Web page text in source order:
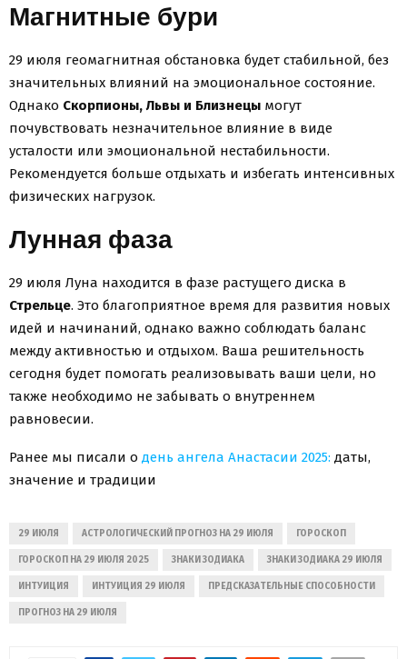
Магнитные бури
29 июля геомагнитная обстановка будет стабильной, без
значительных влияний на эмоциональное состояние.
Однако Скорпионы, Львы и Близнецы могут
почувствовать незначительное влияние в виде
усталости или эмоциональной нестабильности.
Рекомендуется больше отдыхать и избегать интенсивных
физических нагрузок.
Лунная фаза
29 июля Луна находится в фазе растущего диска в
Стрельце. Это благоприятное время для развития новых
идей и начинаний, однако важно соблюдать баланс
между активностью и отдыхом. Ваша решительность
сегодня будет помогать реализовывать ваши цели, но
также необходимо не забывать о внутреннем
равновесии.
Ранее мы писали о день ангела Анастасии 2025: даты,
значение и традиции
29 ИЮЛЯ АСТРОЛОГИЧЕСКИЙ ПРОГНОЗ НА 29 ИЮЛЯ ГОРОСКОП
ГОРОСКОП НА 29 ИЮЛЯ 2025 ЗНАКИ ЗОДИАКА ЗНАКИ ЗОДИАКА 29 ИЮЛЯ
ИНТУИЦИЯ ИНТУИЦИЯ 29 ИЮЛЯ ПРЕДСКАЗАТЕЛЬНЫЕ СПОСОБНОСТИ
ПРОГНОЗ НА 29 ИЮЛЯ